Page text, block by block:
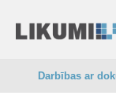
Darbības ar